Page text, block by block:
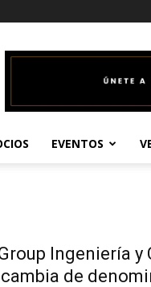
EVENTOS
Ingeniería
de